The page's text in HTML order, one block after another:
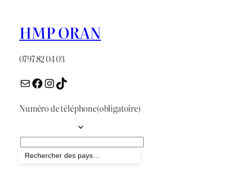
HMP ORAN
0797 82 04 03
E-mail Facebook InstagramTikTok
Numéro de téléphone(obligatoire)
Envoyer